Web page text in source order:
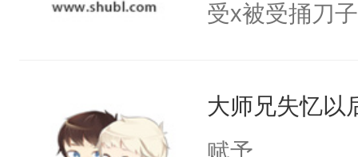
受x被受捅刀
病，一个个的
上了还是无动
大师兄失忆以
赋予